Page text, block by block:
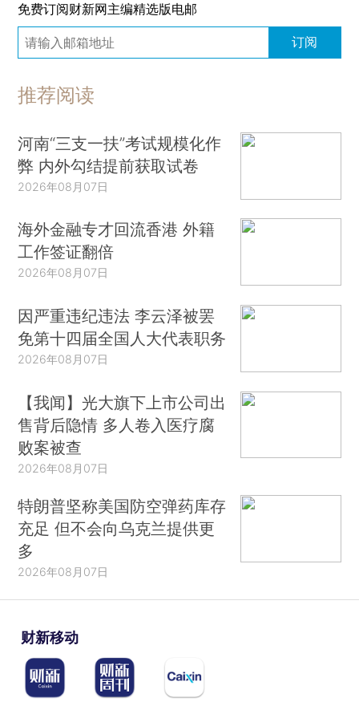
免费订阅财新网主编精选版电邮
订阅
推荐阅读
河南“三支一扶”考试规模化作
弊 内外勾结提前获取试卷
2026年08月07日
海外金融专才回流香港 外籍
工作签证翻倍
2026年08月07日
因严重违纪违法 李云泽被罢
免第十四届全国人大代表职务
2026年08月07日
【我闻】光大旗下上市公司出
售背后隐情 多人卷入医疗腐
败案被查
2026年08月07日
特朗普坚称美国防空弹药库存
充足 但不会向乌克兰提供更
多
2026年08月07日
财新移动